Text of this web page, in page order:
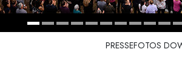
PRESSEFOTOS